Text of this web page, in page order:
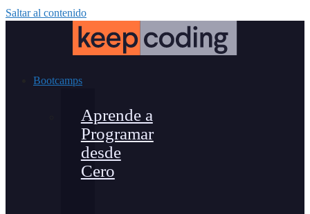
Saltar al contenido
Bootcamps
Aprende a
Programar
desde
Cero